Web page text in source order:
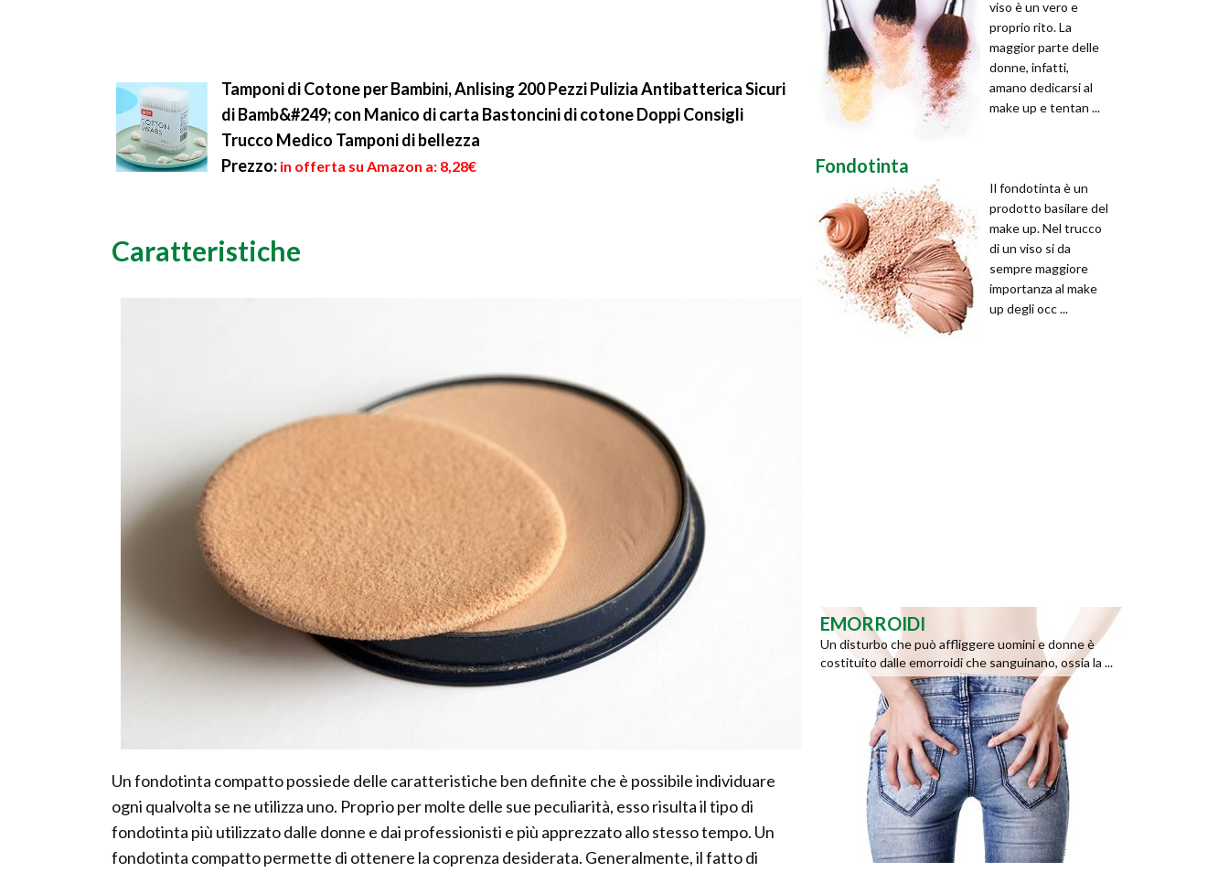
Tamponi di Cotone per Bambini, Anlising 200 Pezzi Pulizia Antibatterica Sicuri
di Bamb&#249; con Manico di carta Bastoncini di cotone Doppi Consigli
Trucco Medico Tamponi di bellezza
Prezzo: in offerta su Amazon a: 8,28€
Caratteristiche
Un fondotinta compatto possiede delle caratteristiche ben definite che è possibile individuare
ogni qualvolta se ne utilizza uno. Proprio per molte delle sue peculiarità, esso risulta il tipo di
fondotinta più utilizzato dalle donne e dai professionisti e più apprezzato allo stesso tempo. Un
fondotinta compatto permette di ottenere la coprenza desiderata. Generalmente, il fatto di
viso è un vero e
proprio rito. La
maggior parte delle
donne, infatti,
amano dedicarsi al
make up e tentan ...
Fondotinta
Il fondotinta è un
prodotto basilare del
make up. Nel trucco
di un viso si da
sempre maggiore
importanza al make
up degli occ ...
EMORROIDI
Un disturbo che può affliggere uomini e donne è
costituito dalle emorroidi che sanguinano, ossia la ...